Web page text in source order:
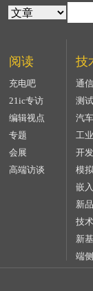
阅读
充电吧
21ic专访
编辑视点
专题
会展
高端访谈
技
通
测
汽
工
开
模拟
嵌
新品
技
新
端